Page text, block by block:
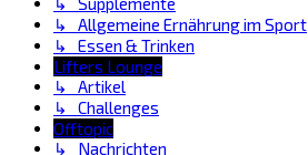
↳ Allgemeine Ernährung im Sport
↳ Essen & Trinken
Lifters Lounge
↳ Artikel
↳ Challenges
Offtopic
↳ Nachrichten